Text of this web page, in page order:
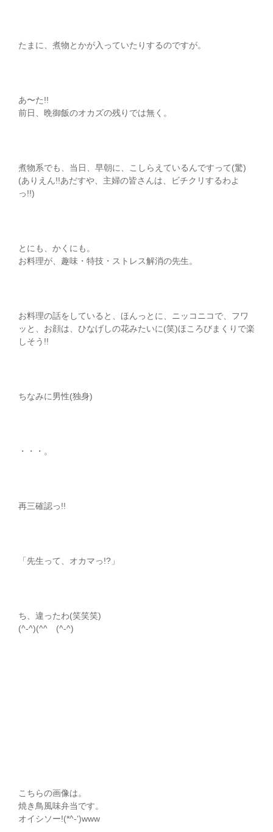
たまに、煮物とかが入っていたりするのですが。
あ〜た!!
前日、晩御飯のオカズの残りでは無く。
煮物系でも、当日、早朝に、こしらえているんですって(驚)
(ありえん!!あだすや、主婦の皆さんは、ビチクリするわよ
っ!!)
とにも、かくにも。
お料理が、趣味・特技・ストレス解消の先生。
お料理の話をしていると、ほんっとに、ニッコニコで、フワ
ッと、お顔は、ひなげしの花みたいに(笑)ほころびまくりで楽
しそう!!
ちなみに男性(独身)
・・・。
再三確認っ!!
「先生って、オカマっ!?」
ち、違ったわ(笑笑笑)
(^-^)(^^ゞ(^-^)
こちらの画像は。
焼き鳥風味弁当です。
オイシソー!(*^-‘)www